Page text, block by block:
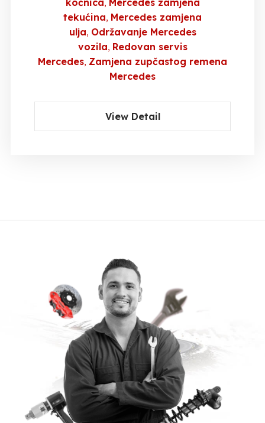
kočnica Mercedes zamjena
tekućina Mercedes zamjena
ulja Održavanje Mercedes
vozila Redovan servis
Mercedes Zamjena zupčastog remena
Mercedes
View Detail